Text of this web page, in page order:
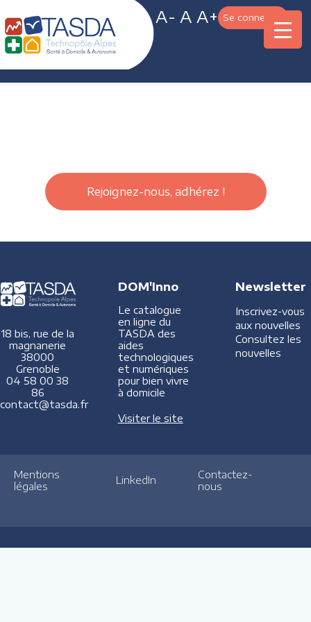
A- A A+ Se connecter
Rejoignez-nous, adhérez !
18 bis, rue de la
magnanerie
38000
Grenoble
04 58 00 38
86
contact@tasda.fr
DOM'Inno
Le catalogue
en ligne du
TASDA des
aides
technologiques
et numériques
pour bien vivre
à domicile
Visiter le site
Newsletter
Inscrivez-vous
aux nouvelles
Consultez les
nouvelles
Mentions
légales
LinkedIn
Contactez-
nous